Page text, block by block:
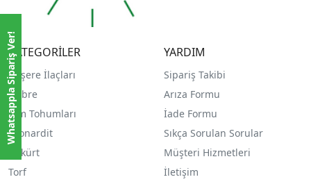
KATEGORİLER
Haşere İlaçları
Gübre
Çim Tohumları
Leonardit
Kükürt
Torf
YARDIM
Sipariş Takibi
Arıza Formu
İade Formu
Sıkça Sorulan Sorular
Müşteri Hizmetleri
İletişim
Whatsappla Sipariş Ver!